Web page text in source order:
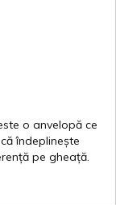
o anvelopă ce
că îndeplinește
pe gheață.